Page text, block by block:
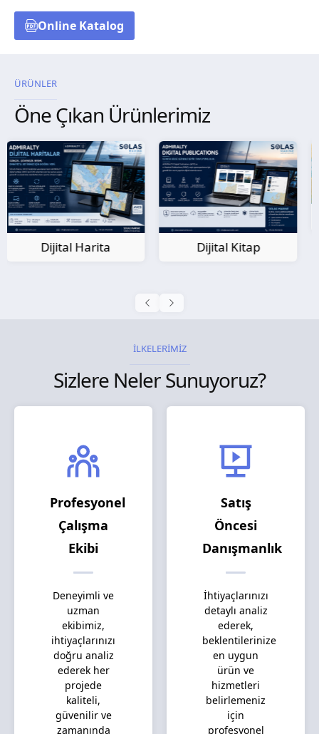
Online Katalog
ÜRÜNLER
Öne Çıkan Ürünlerimiz
Dijital Kitap
Kağıt Harita
İLKELERİMİZ
Sizlere Neler Sunuyoruz?
Profesyonel
Çalışma
Ekibi
Deneyimli ve
uzman
ekibimiz,
ihtiyaçlarınızı
doğru analiz
ederek her
projede
kaliteli,
güvenilir ve
zamanında
Satış
Öncesi
Danışmanlık
İhtiyaçlarınızı
detaylı analiz
ederek,
beklentilerinize
en uygun
ürün ve
hizmetleri
belirlemeniz
için
profesyonel